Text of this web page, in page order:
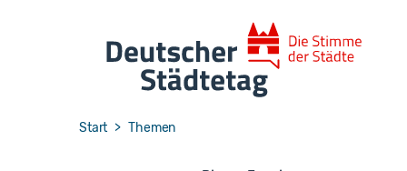
You are here:
Start Themen